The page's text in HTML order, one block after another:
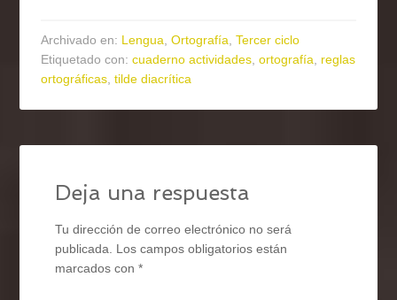
Archivado en: Lengua ,Ortografía ,Tercer ciclo
Etiquetado con:cuaderno actividades ,ortografía
reglas
ortográficas ,tilde diacrítica
Deja una respuesta
Tu dirección de correo electrónico no será
publicada.
Los campos obligatorios están
marcados con*